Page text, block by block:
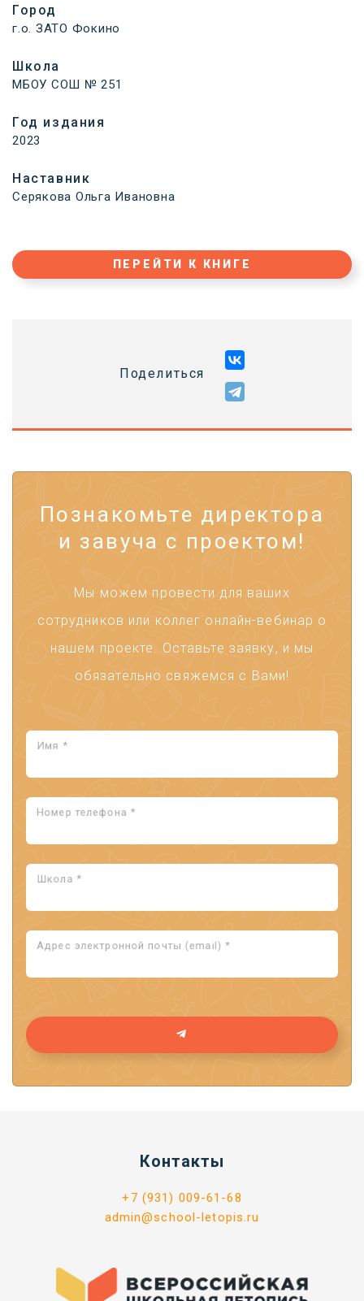
Город
г.о. ЗАТО Фокино
Школа
МБОУ СОШ № 251
Год издания
2023
Наставник
Серякова Ольга Ивановна
ПЕРЕЙТИ К КНИГЕ
Поделиться
Познакомьте директора
и завуча с проектом!
Мы можем провести для ваших
сотрудников или коллег онлайн-вебинар о
нашем проекте. Оставьте заявку, и мы
обязательно свяжемся с Вами!
Имя *
Номер телефона *
Школа *
Адрес электронной почты (email) *
Контакты
+7 (931) 009-61-68
admin@school-letopis.ru